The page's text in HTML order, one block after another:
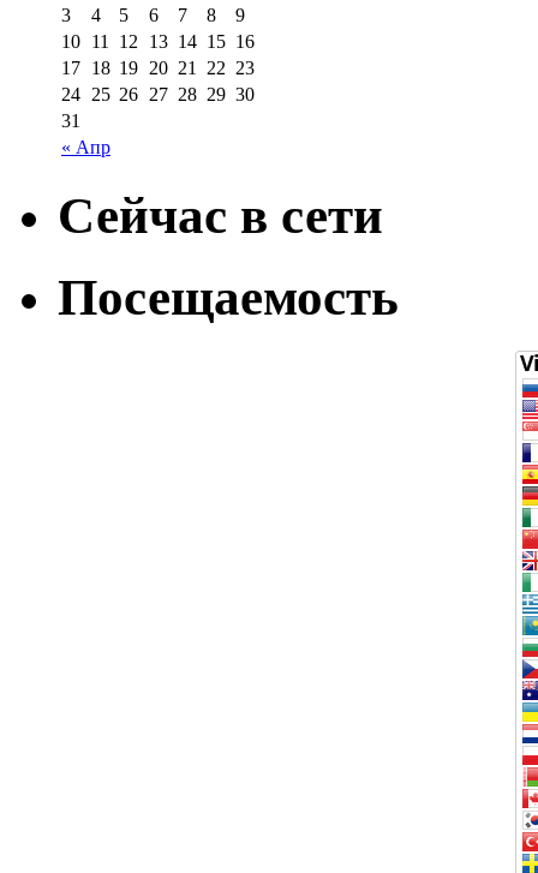
« Апр
3
4 5 6 7 8
9
10 11 12 13 14 15 16
17 18 19 20 21 22 23
24 25 26 27 28 29 30
31
Сейчас в сети
Посещаемость